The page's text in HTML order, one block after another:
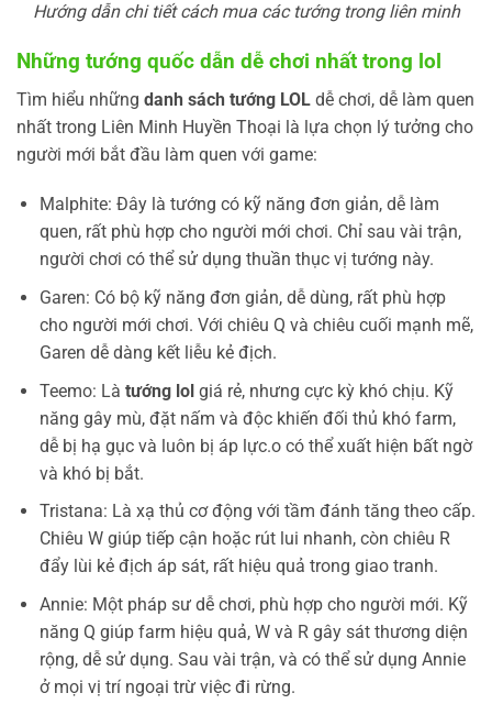
Hướng dẫn chi tiết cách mua các tướng trong liên minh
Những tướng quốc dẫn dễ chơi nhất trong lol
Tìm hiểu những danh sách tướng LOL dễ chơi, dễ làm quen
nhất trong Liên Minh Huyền Thoại là lựa chọn lý tưởng cho
người mới bắt đầu làm quen với game:
Malphite: Đây là tướng có kỹ năng đơn giản, dễ làm
quen, rất phù hợp cho người mới chơi. Chỉ sau vài trận,
người chơi có thể sử dụng thuần thục vị tướng này.
Garen: Có bộ kỹ năng đơn giản, dễ dùng, rất phù hợp
cho người mới chơi. Với chiêu Q và chiêu cuối mạnh mẽ,
Garen dễ dàng kết liễu kẻ địch.
Teemo: Là tướng lolgiá rẻ, nhưng cực kỳ khó chịu. Kỹ
năng gây mù, đặt nấm và độc khiến đối thủ khó farm,
dễ bị hạ gục và luôn bị áp lực.o có thể xuất hiện bất ngờ
và khó bị bắt.
Tristana: Là xạ thủ cơ động với tầm đánh tăng theo cấp.
Chiêu W giúp tiếp cận hoặc rút lui nhanh, còn chiêu R
đẩy lùi kẻ địch áp sát, rất hiệu quả trong giao tranh.
Annie: Một pháp sư dễ chơi, phù hợp cho người mới. Kỹ
năng Q giúp farm hiệu quả, W và R gây sát thương diện
rộng, dễ sử dụng. Sau vài trận, và có thể sử dụng Annie
ở mọi vị trí ngoại trừ việc đi rừng.